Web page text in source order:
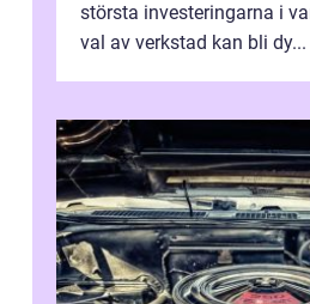
största investeringarna i
val av verkstad kan bli dy...